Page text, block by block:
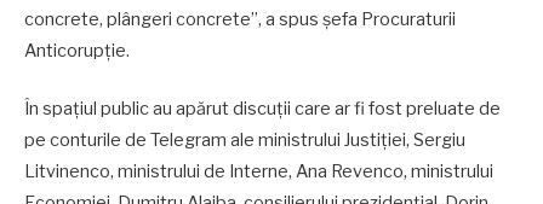
concrete, plângeri concrete”, a spus șefa Procuraturii
Anticorupție.
În spațiul public au apărut discuții care ar fi fost preluate de
pe conturile de Telegram ale ministrului Justiției, Sergiu
Litvinenco, ministrului de Interne, Ana Revenco, ministrului